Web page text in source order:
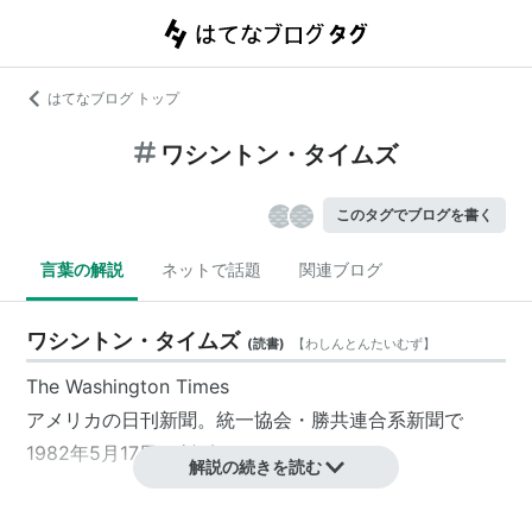
はてなブログ トップ
ワシントン・タイムズ
このタグでブログを書く
言葉の解説 ネットで話題 関連ブログ
ワシントン・タイムズ (読書) 【わしんとんたいむず】
The Washington Times
アメリカの日刊新聞。統一協会・勝共連合系新聞で
1982年5月17日に創刊された。
解説の続きを読む